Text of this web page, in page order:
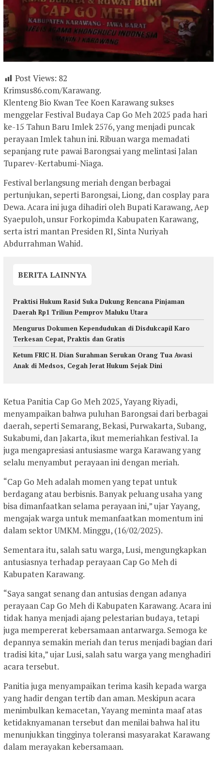
Post Views: 82
Krimsus86.com/Karawang.
Klenteng Bio Kwan Tee Koen Karawang sukses
menggelar Festival Budaya Cap Go Meh 2025 pada hari
ke-15 Tahun Baru Imlek 2576, yang menjadi puncak
perayaan Imlek tahun ini. Ribuan warga memadati
sepanjang rute pawai Barongsai yang melintasi Jalan
Tuparev-Kertabumi-Niaga.
Festival berlangsung meriah dengan berbagai
pertunjukan, seperti Barongsai, Liong, dan cosplay para
Dewa. Acara ini juga dihadiri oleh Bupati Karawang, Aep
Syaepuloh, unsur Forkopimda Kabupaten Karawang,
serta istri mantan Presiden RI, Sinta Nuriyah
Abdurrahman Wahid.
BERITA LAINNYA
Praktisi Hukum Rasid Suka Dukung Rencana Pinjaman
Daerah Rp1 Triliun Pemprov Maluku Utara
Mengurus Dokumen Kependudukan di Disdukcapil Karo
Terkesan Cepat, Praktis dan Gratis
Ketum FRIC H. Dian Surahman Serukan Orang Tua Awasi
Anak di Medsos, Cegah Jerat Hukum Sejak Dini
Ketua Panitia Cap Go Meh 2025, Yayang Riyadi,
menyampaikan bahwa puluhan Barongsai dari berbagai
daerah, seperti Semarang, Bekasi, Purwakarta, Subang,
Sukabumi, dan Jakarta, ikut memeriahkan festival. Ia
juga mengapresiasi antusiasme warga Karawang yang
selalu menyambut perayaan ini dengan meriah.
“Cap Go Meh adalah momen yang tepat untuk
berdagang atau berbisnis. Banyak peluang usaha yang
bisa dimanfaatkan selama perayaan ini,” ujar Yayang,
mengajak warga untuk memanfaatkan momentum ini
dalam sektor UMKM. Minggu, (16/02/2025).
Sementara itu, salah satu warga, Lusi, mengungkapkan
antusiasnya terhadap perayaan Cap Go Meh di
Kabupaten Karawang.
“Saya sangat senang dan antusias dengan adanya
perayaan Cap Go Meh di Kabupaten Karawang. Acara ini
tidak hanya menjadi ajang pelestarian budaya, tetapi
juga mempererat kebersamaan antarwarga. Semoga ke
depannya semakin meriah dan terus menjadi bagian dari
tradisi kita,” ujar Lusi, salah satu warga yang menghadiri
acara tersebut.
Panitia juga menyampaikan terima kasih kepada warga
yang hadir dengan tertib dan aman. Meskipun acara
menimbulkan kemacetan, Yayang meminta maaf atas
ketidaknyamanan tersebut dan menilai bahwa hal itu
menunjukkan tingginya toleransi masyarakat Karawang
dalam merayakan kebersamaan.